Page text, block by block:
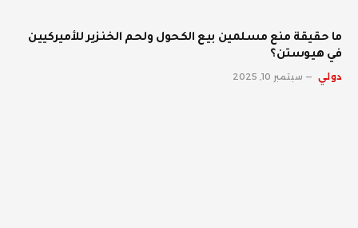
ما حقيقة منع مسلمين بيع الكحول ولحم الخنزير للأميركيين
في هيوستن؟
دولي سبتمبر 10, 2025